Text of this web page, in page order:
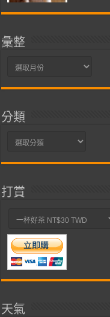
彙整
彙
分類
分
打賞
天氣